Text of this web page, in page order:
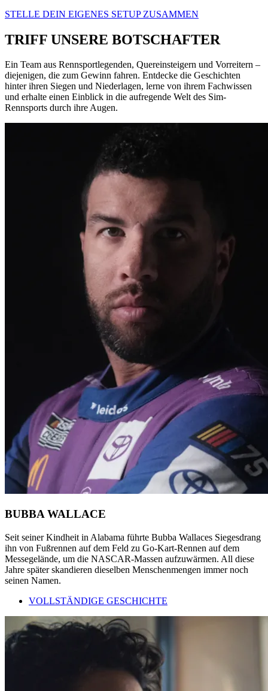
STELLE DEIN EIGENES SETUP ZUSAMMEN
TRIFF UNSERE BOTSCHAFTER
Ein Team aus Rennsportlegenden, Quereinsteigern und Vorreitern –
diejenigen, die zum Gewinn fahren. Entdecke die Geschichten
hinter ihren Siegen und Niederlagen, lerne von ihrem Fachwissen
und erhalte einen Einblick in die aufregende Welt des Sim-
Rennsports durch ihre Augen.
BUBBA WALLACE
Seit seiner Kindheit in Alabama führte Bubba Wallaces Siegesdrang
ihn von Fußrennen auf dem Feld zu Go-Kart-Rennen auf dem
Messegelände, um die NASCAR-Massen aufzuwärmen. All diese
Jahre später skandieren dieselben Menschenmengen immer noch
seinen Namen.
VOLLSTÄNDIGE GESCHICHTE